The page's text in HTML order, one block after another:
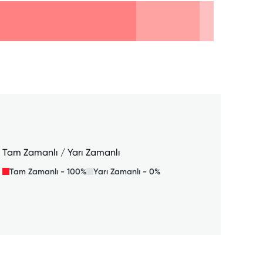
Tam Zamanlı / Yarı Zamanlı
Tam Zamanlı - 100% Yarı Zamanlı - 0%